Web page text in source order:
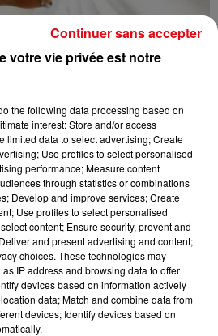
fermé après un contrôle
votre vie privée est notre
the following data processing based on
interest: Store and/or access
limited data to select advertising; Create
Use profiles to select personalised
performance; Measure content
through statistics or combinations
Develop and improve services; Create
Use profiles to select personalised
content; Ensure security, prevent and
and present advertising and content;
choices. These technologies may
IP address and browsing data to offer
devices based on information actively
data; Match and combine data from
devices; Identify devices based on
Continuer sans accepter